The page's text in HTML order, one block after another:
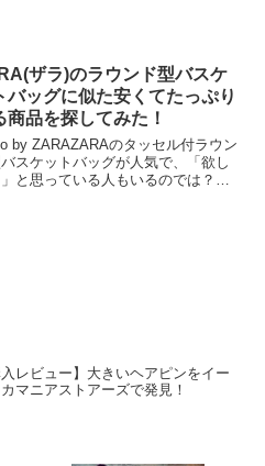
ザラ)のラウンド型バスケ
バッグに似た安くてたっぷり
商品を探してみた！
by ZARAZARAのタッセル付ラウン
バスケットバッグが人気で、「欲し
と思っている人もいるのでは？オ
入レビュー】大きいヘアピンをイー
マニアストアーズで発見！